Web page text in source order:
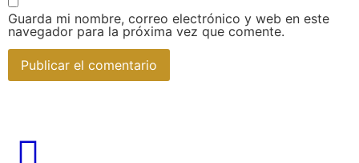
Guarda mi nombre, correo electrónico y web en este
navegador para la próxima vez que comente.